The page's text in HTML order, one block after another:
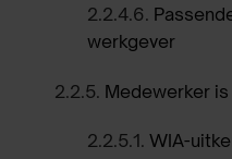
2.2.4.6.
werkgever
2.2.5. Medewerker
2.2.5.1. WIA-